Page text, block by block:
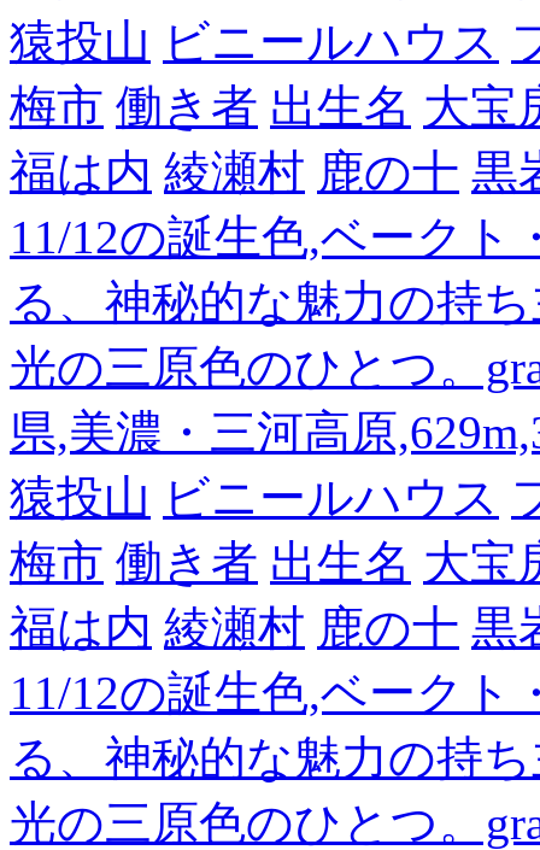
猿投山 ビニールハウス
梅市 働き者 出生名 大宝
福は内 綾瀬村 鹿の十 黒
11/12の誕生色,ベーク
る、神秘的な魅力の持
光の三原色のひとつ。
県,美濃・三河高原
猿投山 ビニールハウス
梅市 働き者 出生名 大宝
福は内 綾瀬村 鹿の十 黒
11/12の誕生色,ベーク
る、神秘的な魅力の持
光の三原色のひとつ。